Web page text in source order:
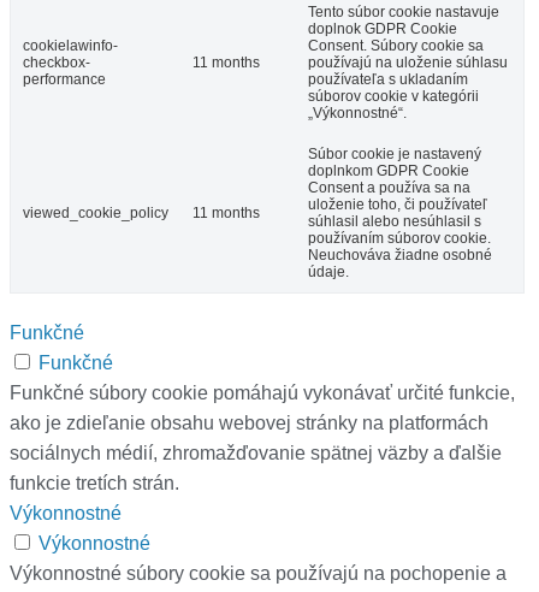
cookielawinfo-
checkbox-
performance
11 months
Tento súbor cookie nastavuje
doplnok GDPR Cookie
Consent. Súbory cookie sa
používajú na uloženie súhlasu
používateľa s ukladaním
súborov cookie v kategórii
„Výkonnostné“.
viewed_cookie_policy 11 months
Súbor cookie je nastavený
doplnkom GDPR Cookie
Consent a používa sa na
uloženie toho, či používateľ
súhlasil alebo nesúhlasil s
používaním súborov cookie.
Neuchováva žiadne osobné
údaje.
Funkčné
Funkčné
Funkčné súbory cookie pomáhajú vykonávať určité funkcie,
ako je zdieľanie obsahu webovej stránky na platformách
sociálnych médií, zhromažďovanie spätnej väzby a ďalšie
funkcie tretích strán.
Výkonnostné
Výkonnostné
Výkonnostné súbory cookie sa používajú na pochopenie a